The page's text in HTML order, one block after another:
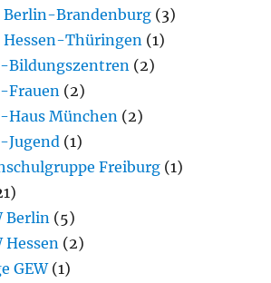
Berlin-Brandenburg (3)
Hessen-Thüringen (1)
Bildungszentren (2)
Frauen (2)
Haus München (2)
Jugend (1)
Freiburg (1)
Berlin (5)
Hessen (2)
GEW(1)